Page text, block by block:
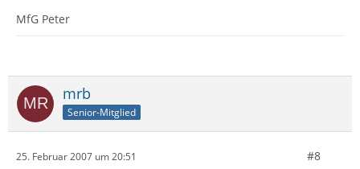
MfG Peter
mrb
Senior-Mitglied
25. Februar 2007 um 20:51 #8